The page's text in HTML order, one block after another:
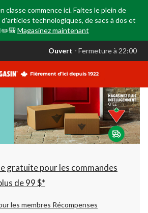
classe commence ici. Faites le plein de
technologiques, de sacs à dos et
Magasinez maintenant
votre
est
AB,
Ouvert,
Fermeture
à
22:00
changer
Ouvert ⋅ Fermeture à 22:00
gratuite pour les commandes
de 99 $*
les membres Récompenses